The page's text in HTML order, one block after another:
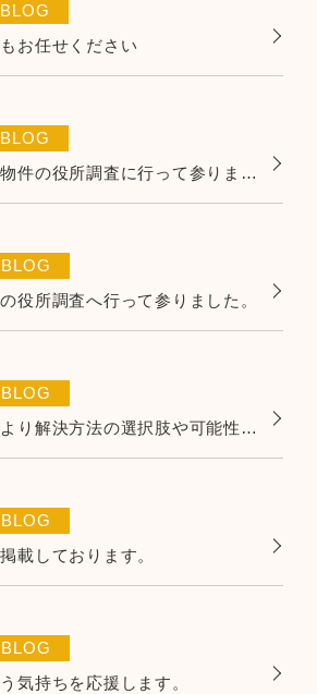
BLOG
お任せください
BLOG
【大阪市】三件の物件の役所調査に行って参りました
BLOG
役所調査へ行って参りました。
BLOG
いち早いご相談により解決方法の選択肢や可能性が広まります！
BLOG
載しております。
BLOG
気持ちを応援します。